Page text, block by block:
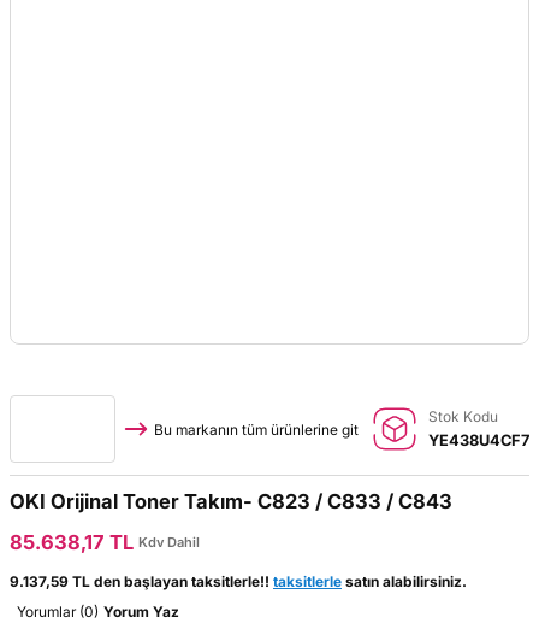
Bu markanın tüm ürünlerine git
Stok Kodu
YE438U4CF7
OKI Orijinal Toner Takım- C823 / C833 / C843
85.638,17 TL Kdv Dahil
9.137,59 TL den başlayan taksitlerle!! taksitlerle satın alabilirsiniz.
Yorumlar (0) Yorum Yaz